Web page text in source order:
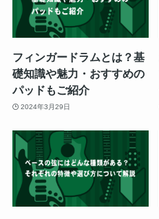
フィンガードラムとは？基
礎知識や魅力・おすすめの
パッドもご紹介
2024年3月29日